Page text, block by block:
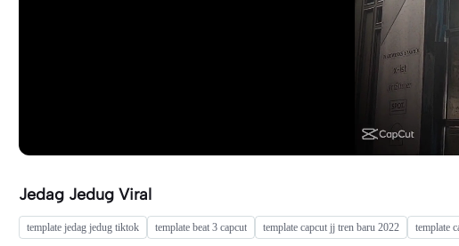
Jedag Jedug Viral
template jedag jedug tiktok template beat 3 capcut template capcut jj tren baru 2022 template